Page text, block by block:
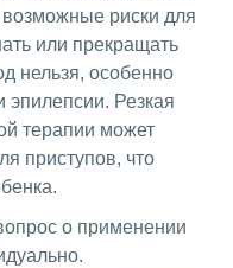
риски для
или прекращать
нельзя, особенно
эпилепсии. Резкая
терапии может
приступов, что
о применении